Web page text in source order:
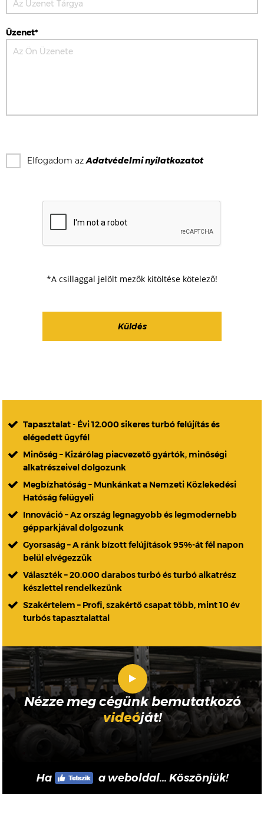
Üzenet*
Elfogadom azAdatvédelmi nyilatkozatot
*A csillaggal jelölt mezők kitöltése kötelező!
Tapasztalat - Évi 12.000 sikeres turbó felújítás és
elégedett ügyfél
Minőség – Kizárólag piacvezető gyártók, minőségi
alkatrészeivel dolgozunk
Megbízhatóság – Munkánkat a Nemzeti Közlekedési
Hatóság felügyeli
Innováció – Az ország legnagyobb és legmodernebb
gépparkjával dolgozunk
Gyorsaság – A ránk bízott felújítások 95%-át fél napon
belül elvégezzük
Választék – 20.000 darabos turbó és turbó alkatrész
készlettel rendelkezünk
Szakértelem – Profi, szakértő csapat több, mint 10 év
turbós tapasztalattal
Nézze meg cégünk bemutatkozó
videóját!
Ha a weboldal... Köszönjük!